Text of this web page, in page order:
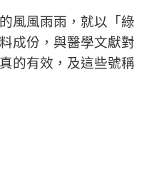
風風雨雨，就以「綠
成份，與醫學文獻對
的有效，及這些號稱